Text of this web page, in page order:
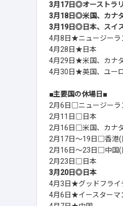
3月17日◎オーストラ
3月18日◎米国、カナ
3月19日◎日本、スイ
4月8日★ニュージーラ
4月28日★日本
4月29日★米国、カナ
4月30日★英国、ユー
■主要国の休場日■
2月6日□ニュージーラ
2月11日□日本
2月16日□米国、カナ
2月17日～19日□香港(
2月16日～23日□中国(
2月23日□日本
3月20日◎日本
4月3日★グッドフライ
4月6日★イースターマ